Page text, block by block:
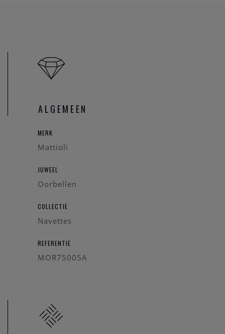
U bent ook steeds welkom in onze fysieke winkel te Heist-
op-den-Berg.
ALGEMEEN
MERK
Mattioli
JUWEEL
Oorbellen
COLLECTIE
Navettes
REFERENTIE
MOR75005A